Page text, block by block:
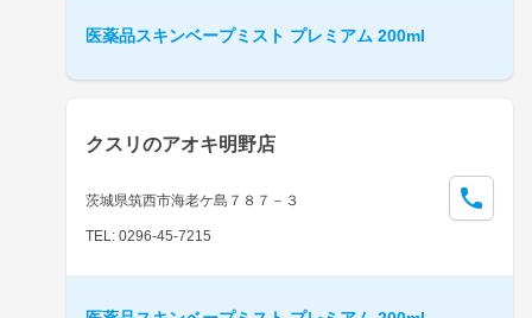
医薬品スキンベープミスト プレミアム 200ml
クスリのアオキ明野店
茨城県筑西市海老ケ島７８７－３
TEL: 0296-45-7215